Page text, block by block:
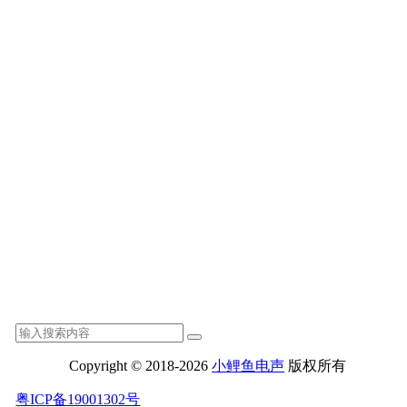
Copyright © 2018-2026小鲤鱼电声 版权所有
粤ICP备19001302号